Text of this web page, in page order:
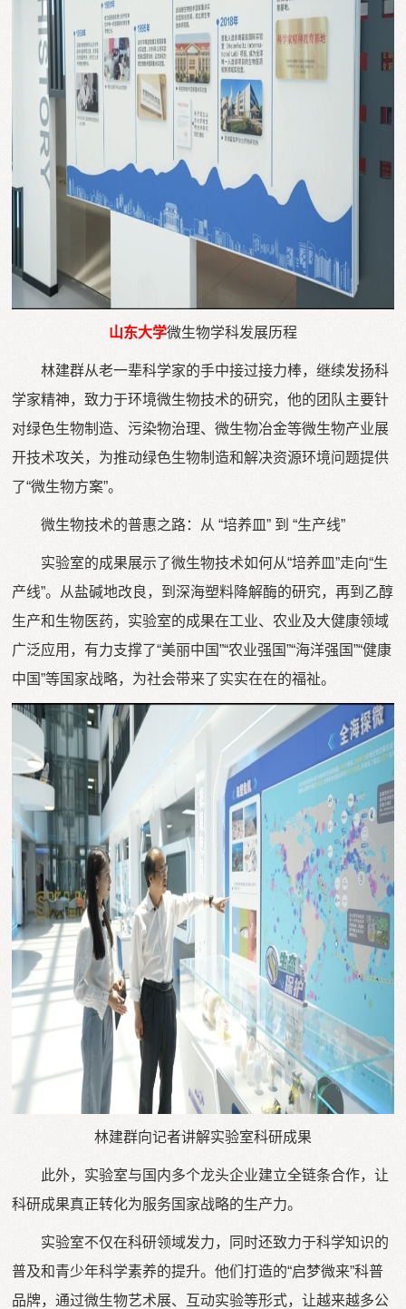
山东大学微生物学科发展历程
林建群从老一辈科学家的手中接过接力棒，继续发扬科
学家精神，致力于环境微生物技术的研究，他的团队主要针
对绿色生物制造、污染物治理、微生物冶金等微生物产业展
开技术攻关，为推动绿色生物制造和解决资源环境问题提供
了“微生物方案”。
微生物技术的普惠之路：从 “培养皿” 到 “生产线”
实验室的成果展示了微生物技术如何从“培养皿”走向“生
产线”。从盐碱地改良，到深海塑料降解酶的研究，再到乙醇
生产和生物医药，实验室的成果在工业、农业及大健康领域
广泛应用，有力支撑了“美丽中国”“农业强国”“海洋强国”“健康
中国”等国家战略，为社会带来了实实在在的福祉。
林建群向记者讲解实验室科研成果
此外，实验室与国内多个龙头企业建立全链条合作，让
科研成果真正转化为服务国家战略的生产力。
实验室不仅在科研领域发力，同时还致力于科学知识的
普及和青少年科学素养的提升。他们打造的“启梦微来”科普
品牌，通过微生物艺术展、互动实验等形式，让越来越多公